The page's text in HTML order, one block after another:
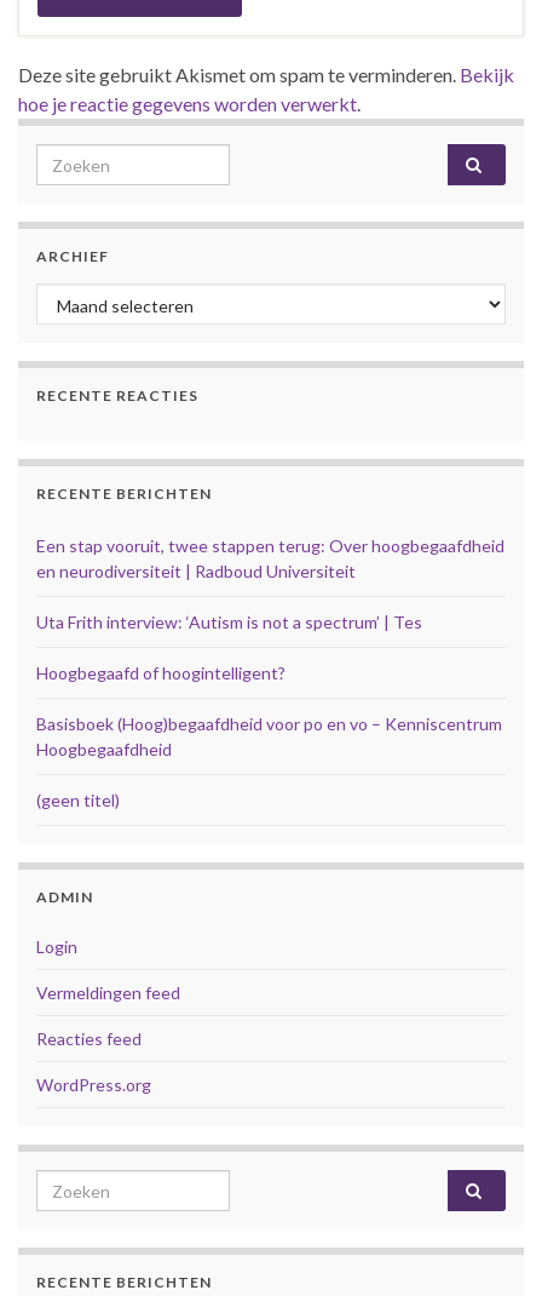
Deze site gebruikt Akismet om spam te verminderen. Bekijk
hoe je reactie gegevens worden verwerkt.
Search for:
ARCHIEF
Archief
RECENTE REACTIES
RECENTE BERICHTEN
Een stap vooruit, twee stappen terug: Over hoogbegaafdheid
en neurodiversiteit | Radboud Universiteit
Uta Frith interview: ‘Autism is not a spectrum’ | Tes
Hoogbegaafd of hoogintelligent?
Basisboek (Hoog)begaafdheid voor po en vo – Kenniscentrum
Hoogbegaafdheid
(geen titel)
ADMIN
Login
Vermeldingen feed
Reacties feed
WordPress.org
Search for:
RECENTE BERICHTEN